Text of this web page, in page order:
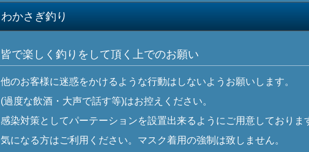
わかさぎ釣り
皆で楽しく釣りをして頂く上でのお願い
他のお客様に迷惑をかけるような行動はしないようお願いします。
(過度な飲酒・大声で話す等)はお控えください。
感染対策としてパーテーションを設置出来るようにご用意しておりま
気になる方はご利用ください。マスク着用の強制は致しません。